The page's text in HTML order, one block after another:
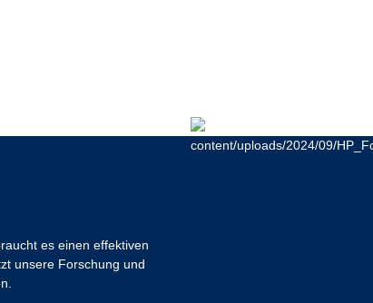
es einen effektiven
unsere Forschung und